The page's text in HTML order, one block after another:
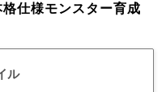
仕様モンスター育成
ル